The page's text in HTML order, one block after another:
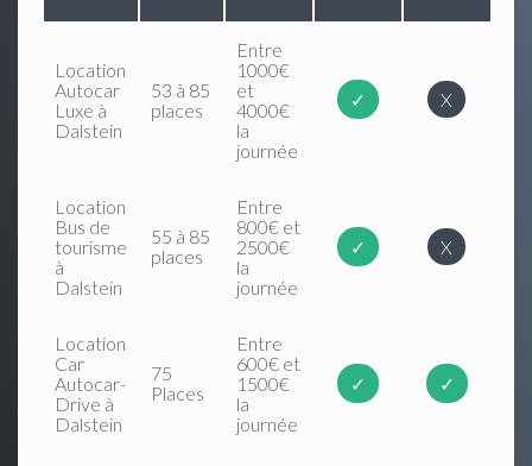
Location
Autocar
Luxe à
Dalstein
53 à 85
places
Entre
1000€
et
4000€
la
journée
✓ X
Location
Bus de
tourisme
à
Dalstein
55 à 85
places
Entre
800€ et
2500€
la
journée
✓ X
Location
Car
Autocar-
Drive à
Dalstein
75
Places
Entre
600€ et
1500€
la
journée
✓ ✓